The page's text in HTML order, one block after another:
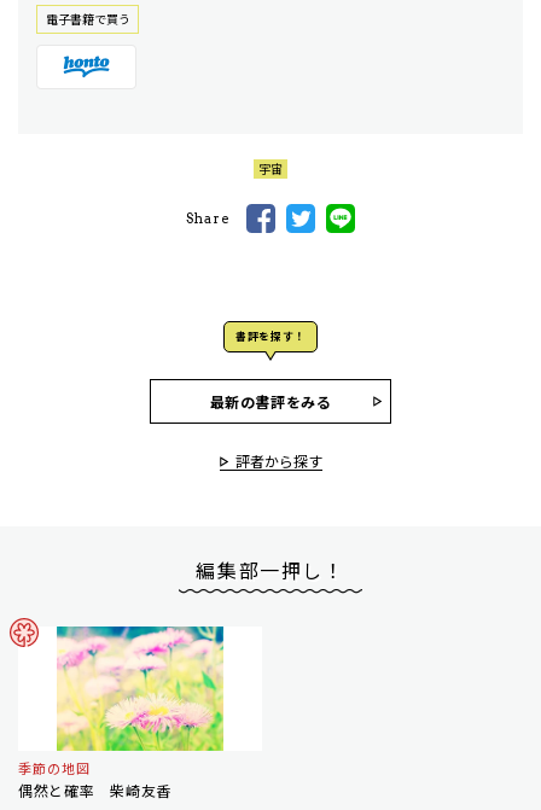
電⼦書籍で買う
宇宙
Share
書評を探す！
最新の書評をみる
評者から探す
編集部一押し！
季節の地図
偶然と確率 柴崎友香